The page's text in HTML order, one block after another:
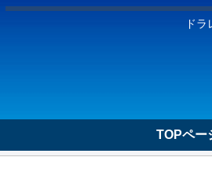
ド
TOPペー